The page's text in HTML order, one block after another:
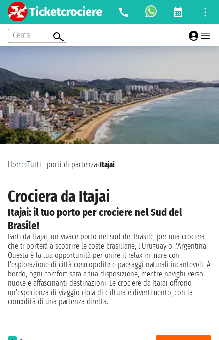
Cerca
Home›Tutti i porti di partenza›Itajai
Crociera da Itajai
Itajai: il tuo porto per crociere nel Sud del
Brasile!
Parti da Itajai, un vivace porto nel sud del Brasile, per una crociera
che ti porterà a scoprire le coste brasiliane, l'Uruguay o l'Argentina.
Questa è la tua opportunità per unire il relax in mare con
l'esplorazione di città cosmopolite e paesaggi naturali incantevoli. A
bordo, ogni comfort sarà a tua disposizione, mentre navighi verso
nuove e affascinanti destinazioni. Le crociere da Itajai offrono
un'esperienza di viaggio ricca di cultura e divertimento, con la
comodità di una partenza diretta.